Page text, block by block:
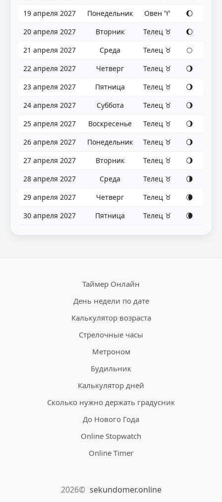
19 апреля 2027
Понедельник Овен ♈
🌔
20 апреля 2027
Вторник Телец ♉
🌔
21 апреля 2027
Среда Телец ♉
🌕
22 апреля 2027
Четверг Телец ♉
🌖
23 апреля 2027
Пятница Телец ♉
🌖
24 апреля 2027
Суббота Телец ♉
🌖
25 апреля 2027
Воскресенье Телец ♉
🌖
26 апреля 2027
Понедельник Телец ♉
🌖
27 апреля 2027
Вторник Телец ♉
🌖
28 апреля 2027
Среда Телец ♉
🌗
29 апреля 2027
Четверг Телец ♉
🌘
30 апреля 2027
Пятница Телец ♉ 🌘
Таймер Онлайн
День недели по дате
Калькулятор возраста
Стрелочные часы
Метроном
Будильник
Калькулятор дней
Сколько нужно держать градусник
До Нового Года
Online Stopwatch
Online Timer
2026© sekundomer.online